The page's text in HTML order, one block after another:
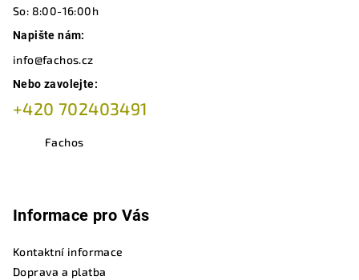
So: 8:00-16:00h
Napište nám:
info@fachos.cz
Nebo zavolejte:
+420 702403491
Fachos
Informace pro Vás
Kontaktní informace
Doprava a platba